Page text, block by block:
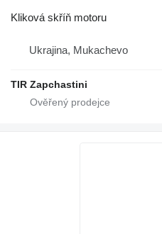
Kliková skříň motoru
Ukrajina, Mukachevo
TIR Zapchastini